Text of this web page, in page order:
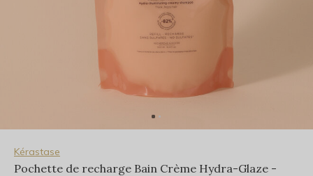
Kérastase
Pochette de recharge Bain Crème Hydra-Glaze -